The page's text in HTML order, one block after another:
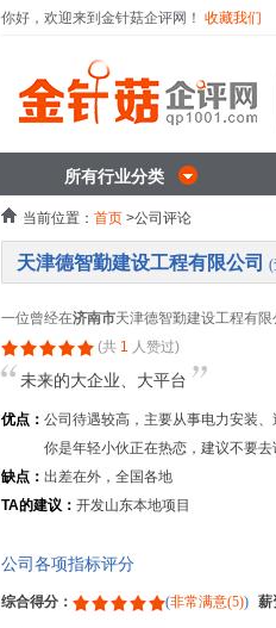
你好，欢迎来到金针菇企评网！ 收藏我们
所有行业分类
当前位置： 首页 >公司评论
天津德智勤建设工程有限公司 (
一位曾经在济南市天津德智勤建设工程有
(共 1 人赞过)
未来的大企业、大平台
优点： 公司待遇较高，主要从事电力安装
你是年轻小伙正在热恋，建议不要去
缺点： 出差在外，全国各地
TA的建议： 开发山东本地项目
公司各项指标评分
综合得分： (非常满意(5)) 薪